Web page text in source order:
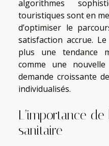
algorithmes
touristiques sont en
d’optimiser le
satisfaction accrue.
plus une tendance
comme une
demande croissante
individualisés.
L’importance
sanitaire